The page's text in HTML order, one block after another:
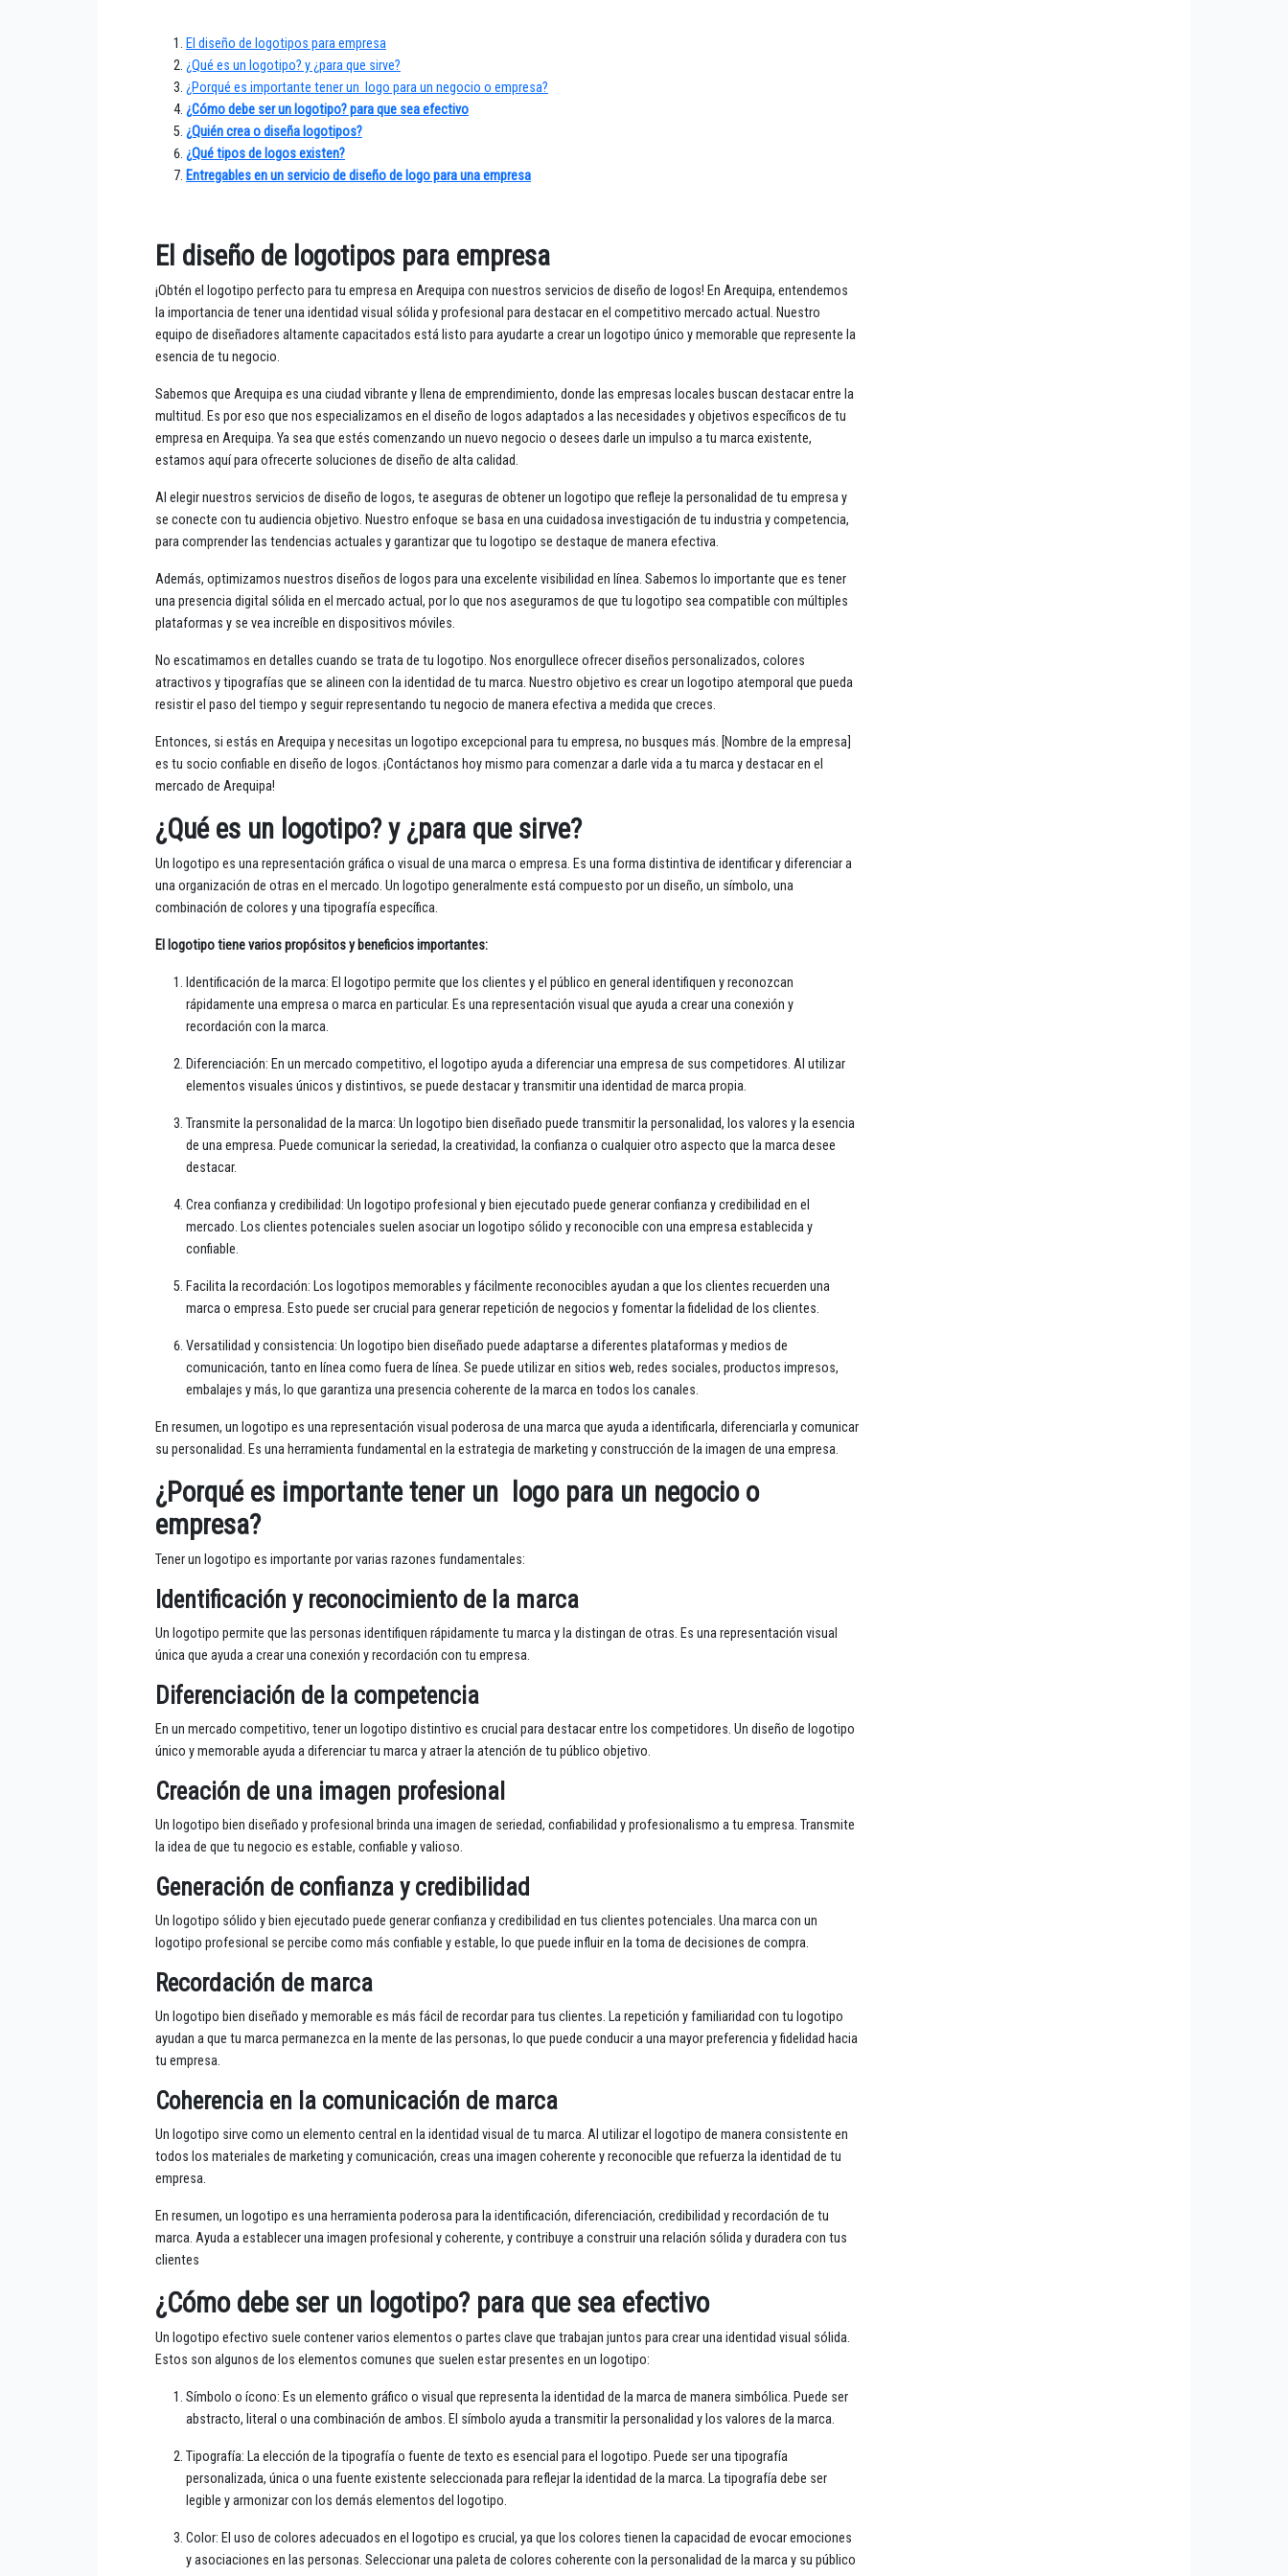
El diseño de logotipos para empresa
¿Qué es un logotipo? y ¿para que sirve?
¿Porqué es importante tener un logo para un negocio o empresa?
¿Cómo debe ser un logotipo? para que sea efectivo
¿Quién crea o diseña logotipos?
¿Qué tipos de logos existen?
Entregables en un servicio de diseño de logo para una empresa
El diseño de logotipos para empresa
¡Obtén el logotipo perfecto para tu empresa en Arequipa con nuestros servicios de diseño de logos! En Arequipa, entendemos
la importancia de tener una identidad visual sólida y profesional para destacar en el competitivo mercado actual. Nuestro
equipo de diseñadores altamente capacitados está listo para ayudarte a crear un logotipo único y memorable que represente la
esencia de tu negocio.
Sabemos que Arequipa es una ciudad vibrante y llena de emprendimiento, donde las empresas locales buscan destacar entre la
multitud. Es por eso que nos especializamos en el diseño de logos adaptados a las necesidades y objetivos específicos de tu
empresa en Arequipa. Ya sea que estés comenzando un nuevo negocio o desees darle un impulso a tu marca existente,
estamos aquí para ofrecerte soluciones de diseño de alta calidad.
Al elegir nuestros servicios de diseño de logos, te aseguras de obtener un logotipo que refleje la personalidad de tu empresa y
se conecte con tu audiencia objetivo. Nuestro enfoque se basa en una cuidadosa investigación de tu industria y competencia,
para comprender las tendencias actuales y garantizar que tu logotipo se destaque de manera efectiva.
Además, optimizamos nuestros diseños de logos para una excelente visibilidad en línea. Sabemos lo importante que es tener
una presencia digital sólida en el mercado actual, por lo que nos aseguramos de que tu logotipo sea compatible con múltiples
plataformas y se vea increíble en dispositivos móviles.
No escatimamos en detalles cuando se trata de tu logotipo. Nos enorgullece ofrecer diseños personalizados, colores
atractivos y tipografías que se alineen con la identidad de tu marca. Nuestro objetivo es crear un logotipo atemporal que pueda
resistir el paso del tiempo y seguir representando tu negocio de manera efectiva a medida que creces.
Entonces, si estás en Arequipa y necesitas un logotipo excepcional para tu empresa, no busques más. [Nombre de la empresa]
es tu socio confiable en diseño de logos. ¡Contáctanos hoy mismo para comenzar a darle vida a tu marca y destacar en el
mercado de Arequipa!
¿Qué es un logotipo? y ¿para que sirve?
Un logotipo es una representación gráfica o visual de una marca o empresa. Es una forma distintiva de identificar y diferenciar a
una organización de otras en el mercado. Un logotipo generalmente está compuesto por un diseño, un símbolo, una
combinación de colores y una tipografía específica.
El logotipo tiene varios propósitos y beneficios importantes:
Identificación de la marca: El logotipo permite que los clientes y el público en general identifiquen y reconozcan
rápidamente una empresa o marca en particular. Es una representación visual que ayuda a crear una conexión y
recordación con la marca.
Diferenciación: En un mercado competitivo, el logotipo ayuda a diferenciar una empresa de sus competidores. Al utilizar
elementos visuales únicos y distintivos, se puede destacar y transmitir una identidad de marca propia.
Transmite la personalidad de la marca: Un logotipo bien diseñado puede transmitir la personalidad, los valores y la esencia
de una empresa. Puede comunicar la seriedad, la creatividad, la confianza o cualquier otro aspecto que la marca desee
destacar.
Crea confianza y credibilidad: Un logotipo profesional y bien ejecutado puede generar confianza y credibilidad en el
mercado. Los clientes potenciales suelen asociar un logotipo sólido y reconocible con una empresa establecida y
confiable.
Facilita la recordación: Los logotipos memorables y fácilmente reconocibles ayudan a que los clientes recuerden una
marca o empresa. Esto puede ser crucial para generar repetición de negocios y fomentar la fidelidad de los clientes.
Versatilidad y consistencia: Un logotipo bien diseñado puede adaptarse a diferentes plataformas y medios de
comunicación, tanto en línea como fuera de línea. Se puede utilizar en sitios web, redes sociales, productos impresos,
embalajes y más, lo que garantiza una presencia coherente de la marca en todos los canales.
En resumen, un logotipo es una representación visual poderosa de una marca que ayuda a identificarla, diferenciarla y comunicar
su personalidad. Es una herramienta fundamental en la estrategia de marketing y construcción de la imagen de una empresa.
¿Porqué es importante tener un logo para un negocio o
empresa?
Tener un logotipo es importante por varias razones fundamentales:
Identificación y reconocimiento de la marca
Un logotipo permite que las personas identifiquen rápidamente tu marca y la distingan de otras. Es una representación visual
única que ayuda a crear una conexión y recordación con tu empresa.
Diferenciación de la competencia
En un mercado competitivo, tener un logotipo distintivo es crucial para destacar entre los competidores. Un diseño de logotipo
único y memorable ayuda a diferenciar tu marca y atraer la atención de tu público objetivo.
Creación de una imagen profesional
Un logotipo bien diseñado y profesional brinda una imagen de seriedad, confiabilidad y profesionalismo a tu empresa. Transmite
la idea de que tu negocio es estable, confiable y valioso.
Generación de confianza y credibilidad
Un logotipo sólido y bien ejecutado puede generar confianza y credibilidad en tus clientes potenciales. Una marca con un
logotipo profesional se percibe como más confiable y estable, lo que puede influir en la toma de decisiones de compra.
Recordación de marca
Un logotipo bien diseñado y memorable es más fácil de recordar para tus clientes. La repetición y familiaridad con tu logotipo
ayudan a que tu marca permanezca en la mente de las personas, lo que puede conducir a una mayor preferencia y fidelidad hacia
tu empresa.
Coherencia en la comunicación de marca
Un logotipo sirve como un elemento central en la identidad visual de tu marca. Al utilizar el logotipo de manera consistente en
todos los materiales de marketing y comunicación, creas una imagen coherente y reconocible que refuerza la identidad de tu
empresa.
En resumen, un logotipo es una herramienta poderosa para la identificación, diferenciación, credibilidad y recordación de tu
marca. Ayuda a establecer una imagen profesional y coherente, y contribuye a construir una relación sólida y duradera con tus
clientes
¿Cómo debe ser un logotipo? para que sea efectivo
Un logotipo efectivo suele contener varios elementos o partes clave que trabajan juntos para crear una identidad visual sólida.
Estos son algunos de los elementos comunes que suelen estar presentes en un logotipo:
Símbolo o ícono: Es un elemento gráfico o visual que representa la identidad de la marca de manera simbólica. Puede ser
abstracto, literal o una combinación de ambos. El símbolo ayuda a transmitir la personalidad y los valores de la marca.
Tipografía: La elección de la tipografía o fuente de texto es esencial para el logotipo. Puede ser una tipografía
personalizada, única o una fuente existente seleccionada para reflejar la identidad de la marca. La tipografía debe ser
legible y armonizar con los demás elementos del logotipo.
Color: El uso de colores adecuados en el logotipo es crucial, ya que los colores tienen la capacidad de evocar emociones
y asociaciones en las personas. Seleccionar una paleta de colores coherente con la personalidad de la marca y su público